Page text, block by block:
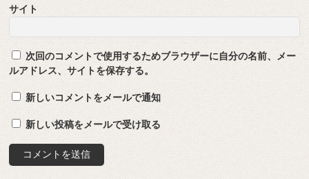
サイト
次回のコメントで使用するためブラウザーに自分の名前、メー
ルアドレス、サイトを保存する。
新しいコメントをメールで通知
新しい投稿をメールで受け取る